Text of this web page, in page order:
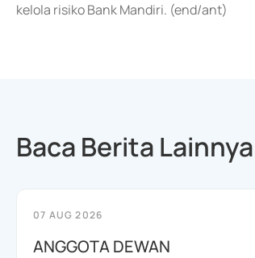
kelola risiko Bank Mandiri. (end/ant)
Baca Berita Lainnya
07 AUG 2026
ANGGOTA DEWAN